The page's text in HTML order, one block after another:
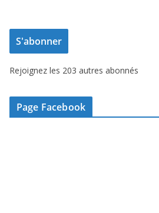
e
s
e
-
m
S'abonner
Rejoignez les 203 autres abonnés
Page Facebook